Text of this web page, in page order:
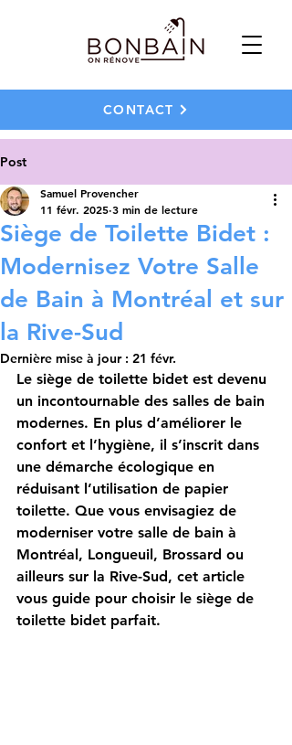
CONTACT
Post
Siège de Toilette Bidet :
Modernisez Votre Salle
de Bain à Montréal et sur
la Rive-Sud
Samuel Provencher
11 févr. 2025 3 min de lecture
Dernière mise à jour : 21 févr.
Le siège de toilette bidet est devenu
un incontournable des salles de bain
modernes. En plus d’améliorer le
confort et l’hygiène, il s’inscrit dans
une démarche écologique en
réduisant l’utilisation de papier
toilette. Que vous envisagiez de
moderniser votre salle de bain à
Montréal, Longueuil, Brossard ou
ailleurs sur la Rive-Sud, cet article
vous guide pour choisir le siège de
toilette bidet parfait.